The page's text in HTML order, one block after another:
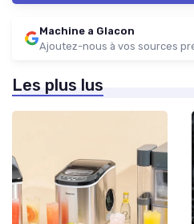
Machine a Glacon
Ajoutez-nous à vos sources
Les plus lus